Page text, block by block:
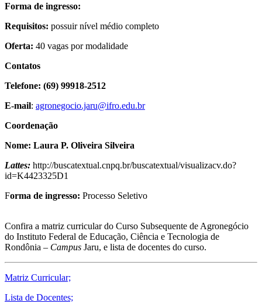
Forma de ingresso:
Requisitos: possuir nível médio completo
Oferta: 40 vagas por modalidade
Contatos
Telefone: (69) 99918-2512
E-mail: agronegocio.jaru@ifro.edu.br
Coordenação
Nome: Laura P. Oliveira Silveira
Lattes: http://buscatextual.cnpq.br/buscatextual/visualizacv.do?
id=K4423325D1
Forma de ingresso: Processo Seletivo
Confira a matriz curricular do Curso Subsequente de Agronegócio
do Instituto Federal de Educação, Ciência e Tecnologia de
Rondônia – Campus Jaru, e lista de docentes do curso.
Matriz Curricular;
Lista de Docentes;